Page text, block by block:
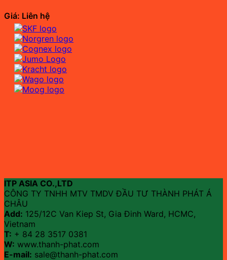
Giá: Liên hệ
ITP ASIA CO.,LTD
CÔNG TY TNHH MTV TMDV ĐẦU TƯ THÀNH PHÁT Á
CHÂU
Add: 125/12C Van Kiep St, Gia Đinh Ward, HCMC,
Vietnam
T: + 84 28 3517 0381
W: www.thanh-phat.com
E-mail: sale@thanh-phat.com